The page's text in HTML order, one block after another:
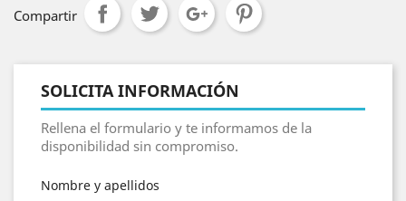
Compartir
SOLICITA INFORMACIÓN
Rellena el formulario y te informamos de la
disponibilidad sin compromiso.
Nombre y apellidos